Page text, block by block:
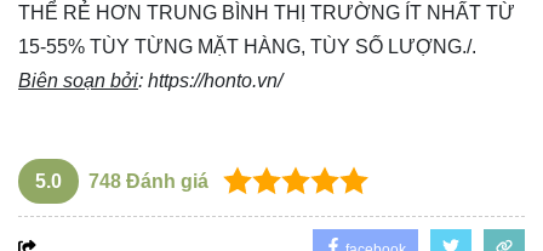
THỂ RẺ HƠN TRUNG BÌNH THỊ TRƯỜNG ÍT NHẤT TỪ
15-55% TÙY TỪNG MẶT HÀNG, TÙY SỐ LƯỢNG./.
Biên soạn bởi: https://honto.vn/
5.0 748 Đánh giá